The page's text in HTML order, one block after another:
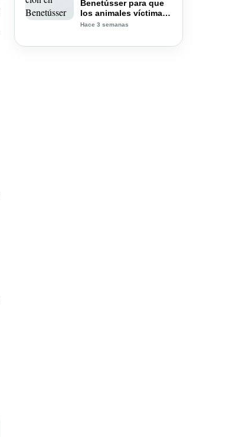
Benetússer para que
los animales víctimas
del derrumbamiento
Hace 3 semanas